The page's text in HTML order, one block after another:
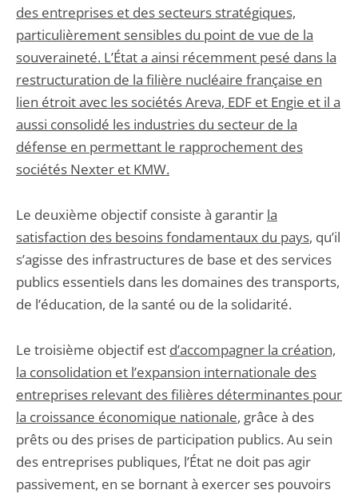
des entreprises et des secteurs stratégiques,
particulièrement sensibles du point de vue de la
souveraineté. L’État a ainsi récemment pesé dans la
restructuration de la filière nucléaire française en
lien étroit avec les sociétés Areva, EDF et Engie et il a
aussi consolidé les industries du secteur de la
défense en permettant le rapprochement des
sociétés Nexter et KMW.
Le deuxième objectif consiste à garantir la
satisfaction des besoins fondamentaux du pays, qu’il
s’agisse des infrastructures de base et des services
publics essentiels dans les domaines des transports,
de l’éducation, de la santé ou de la solidarité.
Le troisième objectif est d’accompagner la création,
la consolidation et l’expansion internationale des
entreprises relevant des filières déterminantes pour
la croissance économique nationale, grâce à des
prêts ou des prises de participation publics. Au sein
des entreprises publiques, l’État ne doit pas agir
passivement, en se bornant à exercer ses pouvoirs